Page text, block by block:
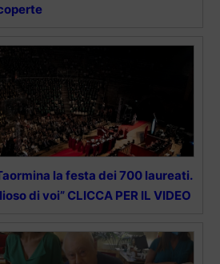
la festa dei 700 laureati.
di voi” CLICCA PER IL VIDEO